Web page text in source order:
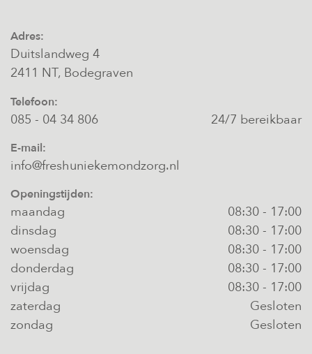
Adres:
Duitslandweg 4
2411 NT, Bodegraven
Telefoon:
085 - 04 34 806 24/7 bereikbaar
E-mail:
info@freshuniekemondzorg.nl
Openingstijden:
maandag 08:30 - 17:00
dinsdag
08:30 - 17:00
woensdag
08:30 - 17:00
donderdag
08:30 - 17:00
vrijdag
08:30 - 17:00
zaterdag
Gesloten
zondag
Gesloten